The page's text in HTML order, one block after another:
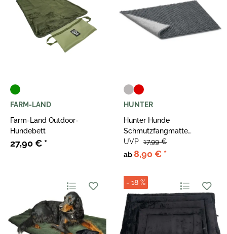
FARM-LAND
Farm-Land Outdoor-
Hundebett
27,90 € *
HUNTER
Hunter Hunde
Schmutzfangmatte
Waterloo
ab8,90 € *
UVP 17,99 €
- 18 %